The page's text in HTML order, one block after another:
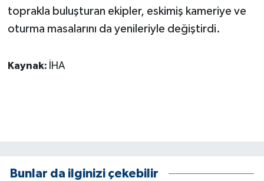
toprakla buluşturan ekipler, eskimiş kameriye ve
oturma masalarını da yenileriyle değiştirdi.
Kaynak: İHA
Bunlar da ilginizi çekebilir
KÜLTÜR SANAT
SİYASET